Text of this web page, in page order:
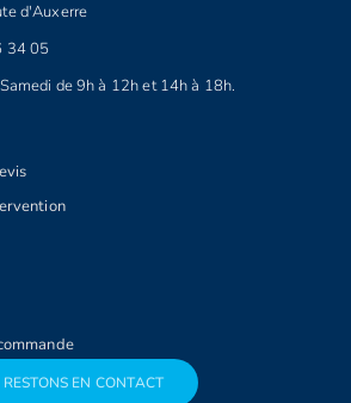
d'Auxerre
34 05
de 9h à 12h et 14h à 18h.
RESTONS EN CONTACT